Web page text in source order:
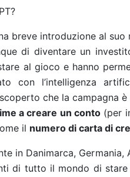
breve introduzione al suo
di diventare un
al gioco e hanno
con l’intelligenza
che la campagna
a creare un conto (per
il numero di carta di
in Danimarca, Germania,
di tutto il mondo di